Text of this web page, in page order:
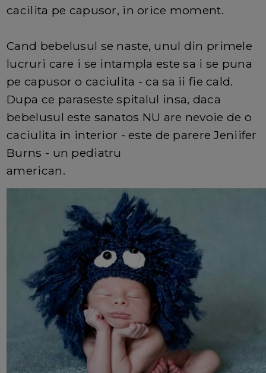
cacilita pe capusor, in orice moment.
Cand bebelusul se naste, unul din primele
lucruri care i se intampla este sa i se puna
pe capusor o caciulita - ca sa ii fie cald.
Dupa ce paraseste spitalul insa, daca
bebelusul este sanatos NU are nevoie de o
caciulita in interior - este de parere Jeniifer
Burns - un pediatru
american.